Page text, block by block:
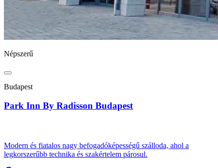
Népszerű
Budapest
Park Inn By Radisson Budapest
Modern és fiatalos nagy befogadóképességű szálloda, ahol a
legkorszerűbb technika és szakértelem párosul.